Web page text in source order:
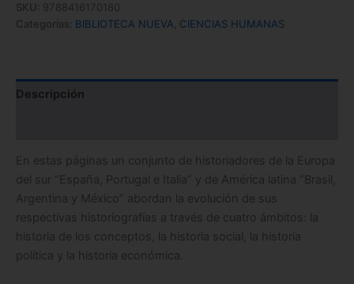
SKU: 9788416170180
Categorías: BIBLIOTECA NUEVA CIENCIAS HUMANAS
Descripción
En estas páginas un conjunto de historiadores de la Europa
del sur ”España, Portugal e Italia” y de América latina ”Brasil,
Argentina y México” abordan la evolución de sus
respectivas historiografías a través de cuatro ámbitos: la
historia de los conceptos, la historia social, la historia
política y la historia económica.